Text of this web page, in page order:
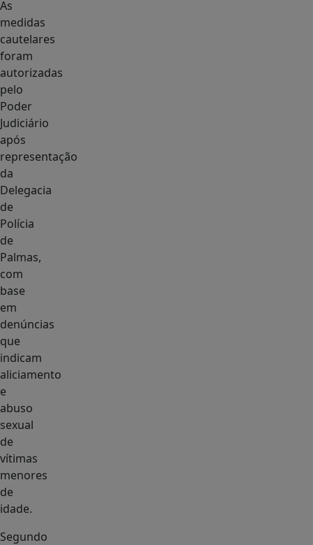
As
medidas
cautelares
foram
autorizadas
pelo
Poder
Judiciário
após
representação
da
Delegacia
de
Polícia
de
Palmas,
com
base
em
denúncias
que
indicam
aliciamento
e
abuso
sexual
de
vítimas
menores
de
idade.
Segundo